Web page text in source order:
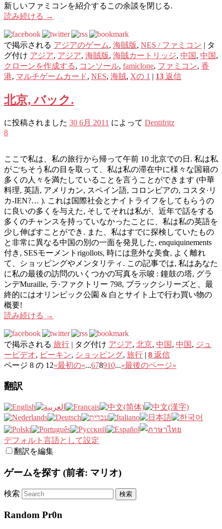
新しいファミコンを紹介するこの余談を閉じる.
読み続ける →
で掲示される アジアのゲーム, 海賊版, NES / ファミコン | タ
グ付け アジア, アジア, 海賊版, 海賊カートリッジ, 中国 , 中国 ,
クローンを作成する, コンソール, famiclone, ファミコン, 香
港, マルチゲームカード, NES, 海賊, Xの 1 | 13 返信
北京, バック.
に投稿されました 30 6月 2011 によって Dentifritz
8
ここで私は、私の旅行から帰って午前 10 北京での日. 私は私
がごちそう私の目を取って、私は私の滞在中に様々な国籍の
多くの人々を満たしていることを言うことができます (中華
料理, 英語, アメリカン, スペイン語, コロンビアの, コスタ·リ
カ-IEN?… ). これは国際社会とナイトライフをしてもらうの
に良いの多くを与えた, そしてそれは私が、近年で話をする
多くのチャンスを持っていなかったことに、私は私の英語を
少し伸ばすことができ. また、私はすでに探検していたもの
と非常に異なる中国の別の一面を発見した, enquiquinements
付き, SESモーメントrigollots, 時には意外な美食, よく離れ
て、ショッピングやメンタリティ. この記事では, 私はあなた
に私の最後の訪問のいくつかの写真を示唆 : 鐘鼓の塔, グラ
ンデMuraille, ラ·ファクトリー 798, ブラックシリーズと、最
終的にはオリンピック公園 & 白とサイト上で行わ買い物の
概要!
読み続ける →
で掲示される 旅行 | タグ付け アジア, 北京, 中国 , 中国 , ジュ
ービデオ, ピーキン, ショッピング, 旅行 | 8 返信
ページ 8 の 12«最初の«...678910...»最後のページ»
翻訳
デフォルト言語として設定
翻訳を編集
ゲームを探す (前者: マリオ)
検索
Random Pr0n